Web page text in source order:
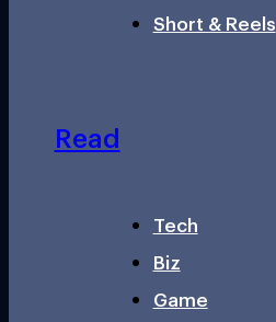
Short & Reels
Read
Tech
Biz
Game